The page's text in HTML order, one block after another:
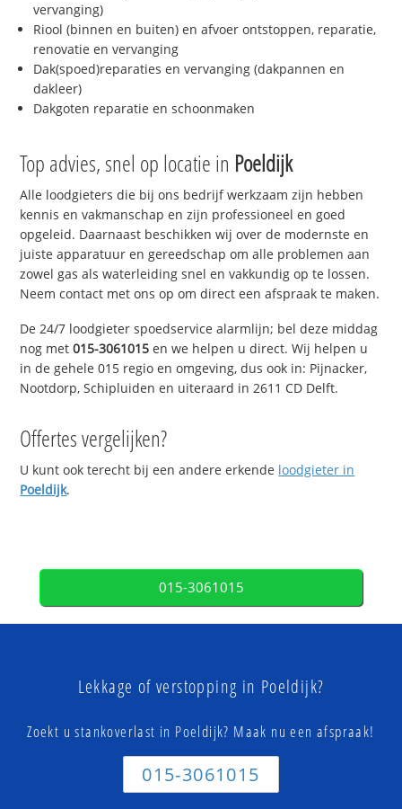
vervanging)
Riool (binnen en buiten) en afvoer ontstoppen, reparatie,
renovatie en vervanging
Dak(spoed)reparaties en vervanging (dakpannen en
dakleer)
Dakgoten reparatie en schoonmaken
Top advies, snel op locatie in Poeldijk
Alle loodgieters die bij ons bedrijf werkzaam zijn hebben
kennis en vakmanschap en zijn professioneel en goed
opgeleid. Daarnaast beschikken wij over de modernste en
juiste apparatuur en gereedschap om alle problemen aan
zowel gas als waterleiding snel en vakkundig op te lossen.
Neem contact met ons op om direct een afspraak te maken.
De 24/7 loodgieter spoedservice alarmlijn; bel deze middag
nog met015-3061015 en we helpen u direct. Wij helpen u
in de gehele 015 regio en omgeving, dus ook in: Pijnacker,
Nootdorp, Schipluiden en uiteraard in 2611 CD Delft.
Offertes vergelijken?
U kunt ook terecht bij een andere erkende loodgieter in
Poeldijk.
015-3061015
Lekkage of verstopping in Poeldijk?
Zoekt u stankoverlast in Poeldijk? Maak nu een afspraak!
015-3061015